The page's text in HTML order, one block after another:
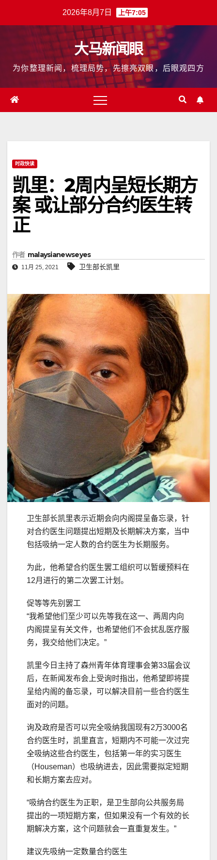
2026年8月7日 上午7:05
大马新闻眼
为你整理新闻，梳理局势，先擦亮双眼，后眼观四方
时政快读
凯里：2周内呈短长期方
案 或让部分合约医生转
正
作者 malaysianewseyes
11月 25, 2021 卫生部长凯里
卫生部长凯里表示近期会向内阁提呈备忘录，针
对合约医生问题提出短期及长期解决方案，当中
包括吸纳一定人数的合约医生为长期服务。
为此，他希望合约医生罢工组织可以暂缓预料在
12月进行的第二次罢工计划。
促等等先别罢工
“我希望他们至少可以先等我在这一、两周内向
内阁提呈有关文件，也希望他们不会扰乱医疗服
务，我交给他们决定。”
凯里今日主持了森州青年体育理事会第33届会议
后，在新闻发布会上受询时指出，他希望即将提
呈给内阁的备忘录，可以解决目前一些合约医生
面对的问题。
询及政府是否可以完全吸纳我国现有2万3000名
合约医生时，凯里直言，短期内不可能一次过完
全吸纳这些合约医生，包括第一年的实习医生
（Houseman）也吸纳进去，因此需要拟定短期
和长期方案去应对。
“吸纳合约医生为正职，是卫生部向公共服务局
提出的一项短期方案，但如果没有一个有效的长
期解决方案，这个问题就会一直重复发生。”
建议先吸纳一定数量合约医生